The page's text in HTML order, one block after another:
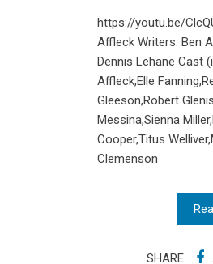
https://youtu.be/
Affleck Writers: Ben
Dennis Lehane Cast
Affleck,Elle
Gleeson,Robert
Messina,Sienna
Cooper,Titus
Clemenson
SHARE